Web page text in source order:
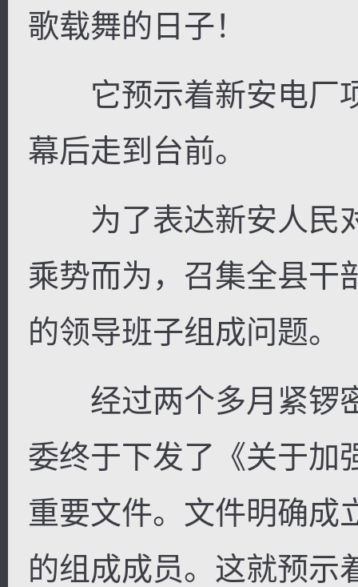
歌载舞的日子！
它预示着新安电厂
幕后走到台前。
为了表达新安人民
乘势而为，召集全县干
的领导班子组成问题。
经过两个多月紧锣
委终于下发了《关于加
重要文件。文件明确成
的组成成员。这就预示